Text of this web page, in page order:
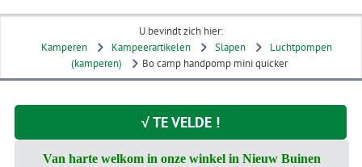
U bevindt zich hier:
Kamperen
Kampeerartikelen Slapen
Luchtpompen
(kamperen)
Bo camp handpomp mini quicker
√ TE VELDE !
Van harte welkom in onze winkel in Nieuw Buinen